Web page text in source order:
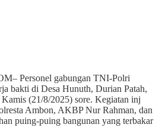
Personel gabungan TNI-Polri
bakti di Desa Hunuth, Durian Patah,
(21/8/2025) sore. Kegiatan inj
Ambon, AKBP Nur Rahman, dan
puing-puing bangunan yang terbakar